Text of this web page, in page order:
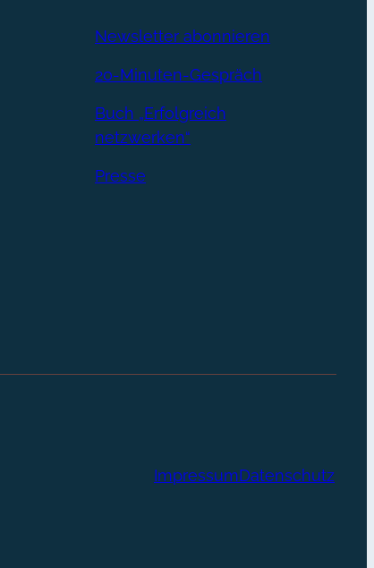
Newsletter abonnieren
20-Minuten-Gespräch
Buch „Erfolgreich
netzwerken“
Presse
ImpressumDatenschutz